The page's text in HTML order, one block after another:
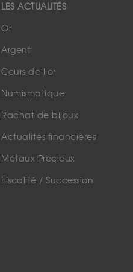
LES ACTUALITÉS
Or
Argent
Cours de l'or
Numismatique
Rachat de bijoux
Actualités financières
Métaux Précieux
Fiscalité / Succession